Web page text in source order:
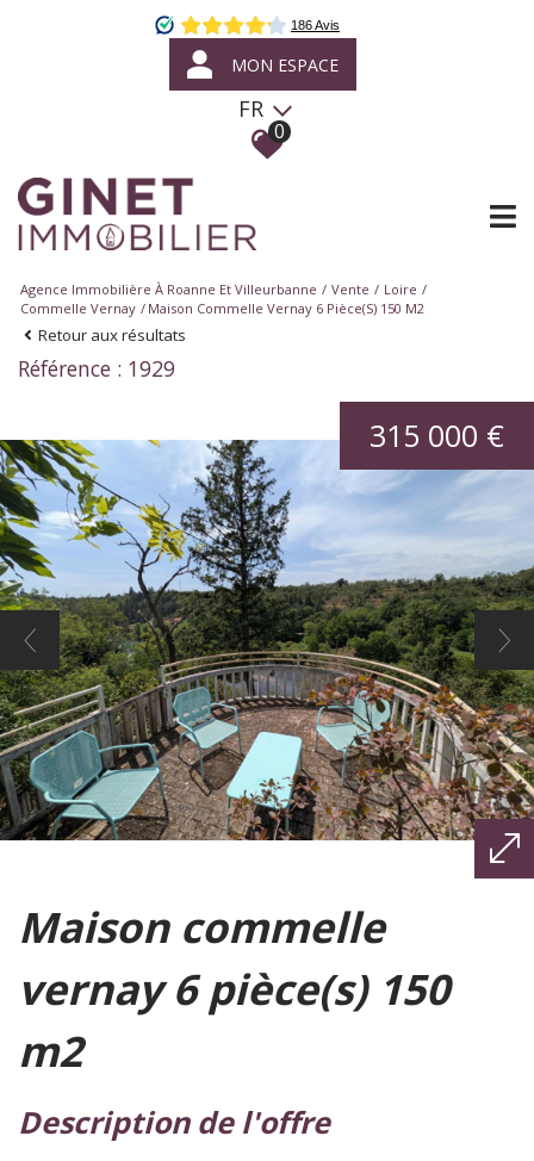
MON ESPACE
FR
0
Agence Immobilière À Roanne Et Villeurbanne Vente
Loire
Commelle Vernay
Maison Commelle Vernay 6 Pièce(s) 150 M2
Retour aux résultats
Référence : 1929
315 000 €
maison commelle
vernay 6 pièce(s) 150
m2
description de l'offre